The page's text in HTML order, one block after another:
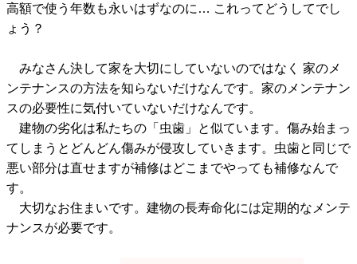
高額で使う年数も永いはずなのに… これってどうしてでし
ょう？
みなさん決して家を大切にしていないのではなく 家のメ
ンテナンスの方法を知らないだけなんです。家のメンテナン
スの必要性に気付いていないだけなんです。
建物の劣化は私たちの「虫歯」と似ています。傷み始まっ
てしまうとどんどん傷みが侵攻していきます。虫歯と同じで
悪い部分は直せますが補修はどこまでやっても補修なんで
す。
大切なお住まいです。建物の長寿命化には定期的なメンテ
ナンスが必要です。